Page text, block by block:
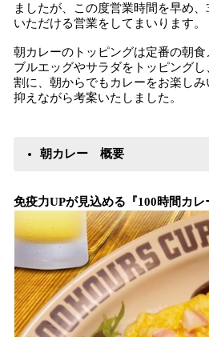
ましたが、この度営業時間を早め
いただける営業をしてまいります。
朝カレーのトッピングは定番の朝
ブルエッグやサラダをトッピング
割に、朝からでもカレーをお楽し
抑えながら考案いたしました。
朝カレー 概要
免疫力UPが見込める『100時間カレ